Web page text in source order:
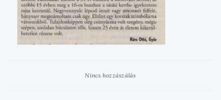
Nincs hozzászálás